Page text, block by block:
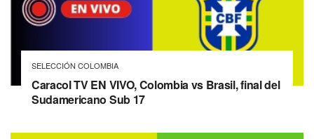
SELECCIÓN COLOMBIA
Caracol TV EN VIVO, Colombia vs Brasil, final del
Sudamericano Sub 17